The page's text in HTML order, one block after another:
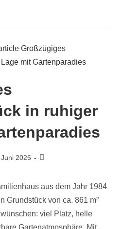
in ruhiger
2026
aus dem Jahr 1984
Grundstück von ca. 861 m²
viel Platz, helle
Gartenatmosphäre. Mit